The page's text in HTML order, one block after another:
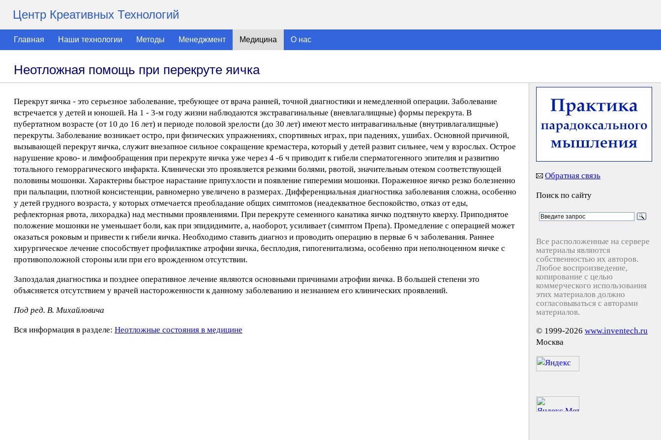
Центр Креативных Технологий
Главная Наши технологии Методы Менеджмент Медицина О нас
Неотложная помощь при перекруте яичка
Перекрут яичка - это серьезное заболевание, требующее от врача ранней, точной диагностики и немедленной операции. Заболевание
встречается у детей и юношей. На 1 - 3-м году жизни наблюдаются экстравагинальные (вневлагалищные) формы перекрута. В
пубертатном возрасте (от 10 до 16 лет) и периоде половой зрелости (до 30 лет) имеют место интравагинальные (внутривлагалищные)
перекруты. Заболевание возникает остро, при физических упражнениях, спортивных играх, при падениях, ушибах. Основной причиной,
вызывающей перекрут яичка, служит внезапное сильное сокращение кремастера, который у детей развит сильнее, чем у взрослых. Острое
нарушение крово- и лимфообращения при перекруте яичка уже через 4 -6 ч приводит к гибели сперматогенного эпителия и развитию
тотального геморрагического инфаркта. Клинически это проявляется резкими болями, рвотой, значительным отеком соответствующей
половины мошонки. Характерны быстрое нарастание припухлости и появление гиперемии мошонки. Пораженное яичко резко болезненно
при пальпации, плотной консистенции, равномерно увеличено в размерах. Дифференциальная диагностика заболевания сложна, особенно
у детей грудного возраста, у которых отмечается преобладание общих симптомов (неадекватное беспокойство, отказ от еды,
рефлекторная рвота, лихорадка) над местными проявлениями. При перекруте семенного канатика яичко подтянуто кверху. Приподнятое
положение мошонки не уменьшает боли, как при эпидидимите, а, наоборот, усиливает (симптом Препа). Промедление с операцией может
оказаться роковым и привести к гибели яичка. Необходимо ставить диагноз и проводить операцию в первые 6 ч заболевания. Раннее
хирургическое лечение способствует профилактике атрофии яичка, бесплодия, гипогенитализма, особенно при неполноценном яичке с
противоположной стороны или при его врожденном отсутствии.
Запоздалая диагностика и позднее оперативное лечение являются основными причинами атрофии яичка. В большей степени это
объясняется отсутствием у врачей настороженности к данному заболеванию и незнанием его клинических проявлений.
Под ред. В. Михайловича
Вся информация в разделе: Неотложные состояния в медицине
Обратная связь
Поиск по сайту
Все расположенные на сервере
материалы являются
собственностью их авторов.
Любое воспроизведение,
копирование с целью
коммерческого использования
этих материалов должно
согласовываться с авторами
материалов.
© 1999-2026 www.inventech.ru
Москва